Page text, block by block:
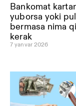
Bankomat
yuborsa yoki
bermasa nima
kerak
7 yanvar 2026